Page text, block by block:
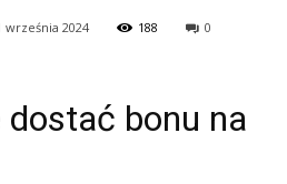
września 2024 188 0
bonu na